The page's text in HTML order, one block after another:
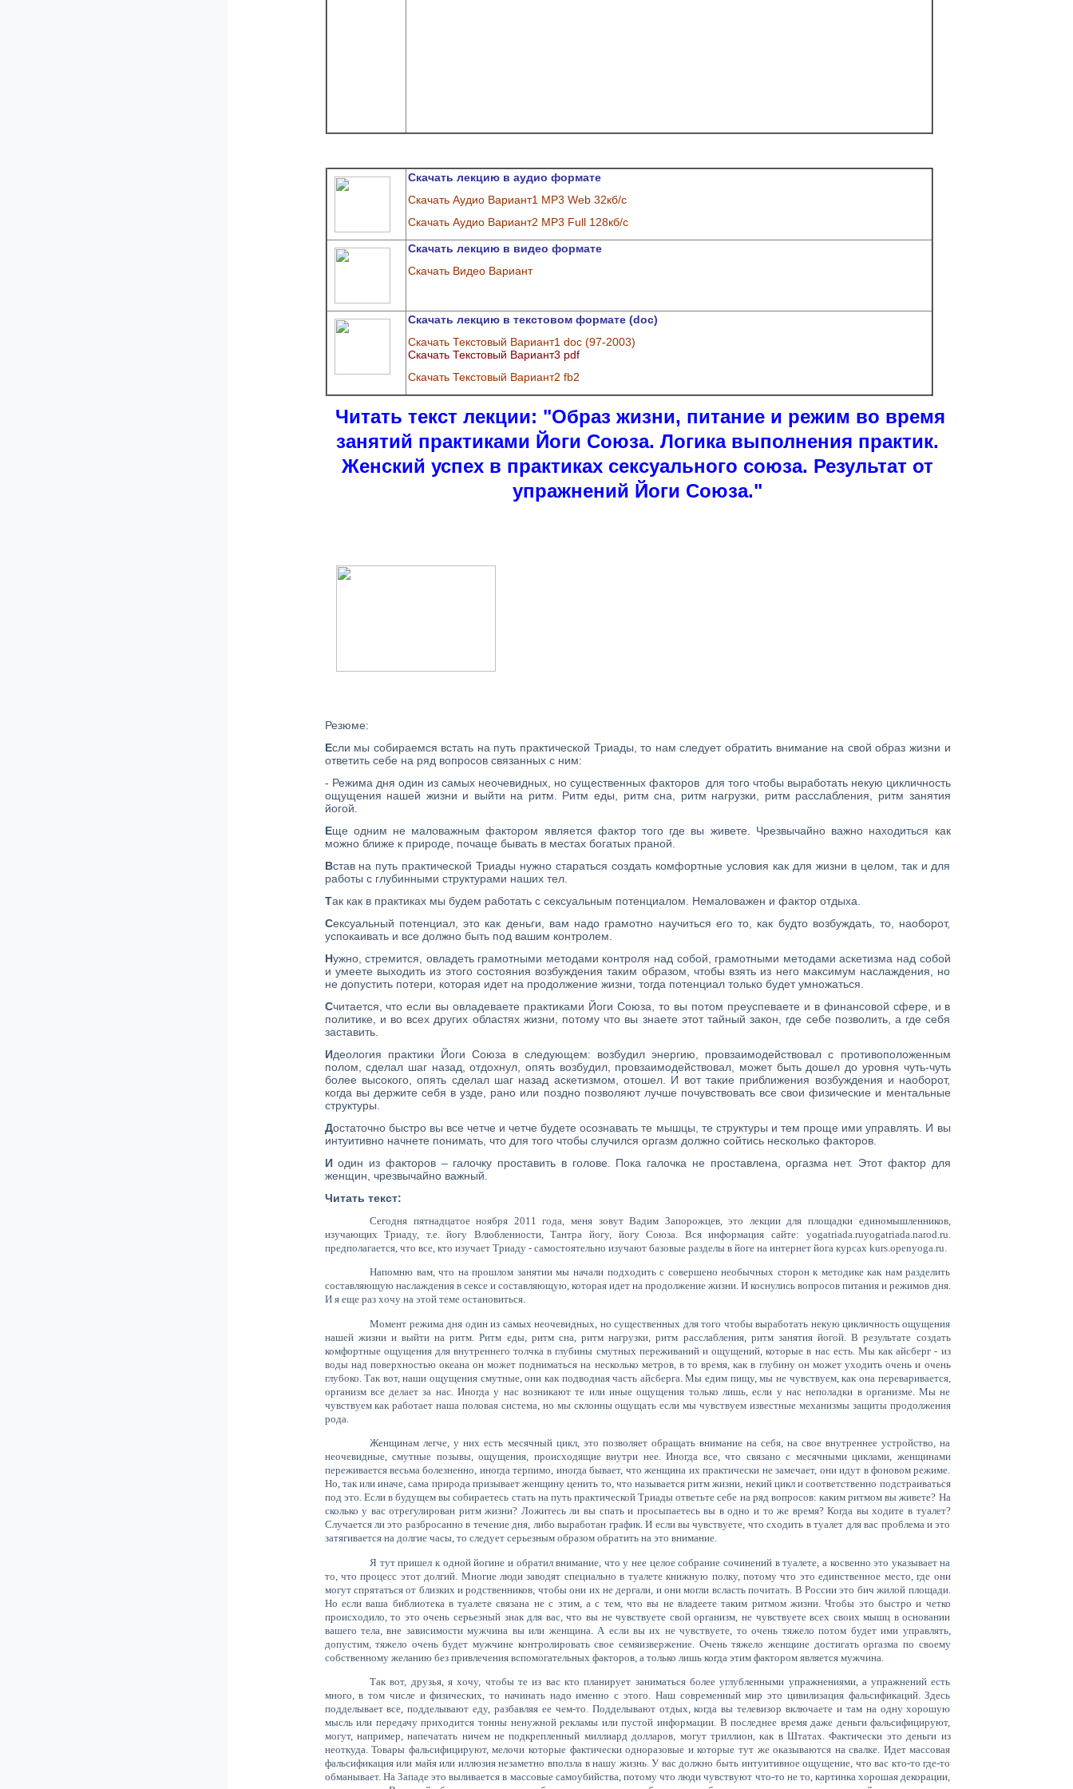
Скачать лекцию в аудио формате
Скачать Аудио Вариант1 MP3 Web 32кб/с
Скачать Аудио Вариант2 MP3 Full 128кб/с
Скачать лекцию в видео формате
Скачать Видео Вариант
Скачать лекцию в текстовом формате (doc)
Скачать Текстовый Вариант1 doc (97-2003)
Скачать Текстовый Вариант3 pdf
Скачать Текстовый Вариант2 fb2
Читать текст лекции: "Образ жизни, питание и режим во время
занятий практиками Йоги Союза. Логика выполнения практик.
Женский успех в практиках сексуального союза. Результат от
упражнений Йоги Союза."
Резюме:
Если мы собираемся встать на путь практической Триады, то нам следует обратить внимание на свой образ жизни и
ответить себе на ряд вопросов связанных с ним:
- Режима дня один из самых неочевидных, но существенных факторов для того чтобы выработать некую цикличность
ощущения нашей жизни и выйти на ритм. Ритм еды, ритм сна, ритм нагрузки, ритм расслабления, ритм занятия
йогой.
Еще одним не маловажным фактором является фактор того где вы живете. Чрезвычайно важно находиться как
можно ближе к природе, почаще бывать в местах богатых праной.
Встав на путь практической Триады нужно стараться создать комфортные условия как для жизни в целом, так и для
работы с глубинными структурами наших тел.
Так как в практиках мы будем работать с сексуальным потенциалом. Немаловажен и фактор отдыха.
Сексуальный потенциал, это как деньги, вам надо грамотно научиться его то, как будто возбуждать, то, наоборот,
успокаивать и все должно быть под вашим контролем.
Нужно, стремится, овладеть грамотными методами контроля над собой, грамотными методами аскетизма над собой
и умеете выходить из этого состояния возбуждения таким образом, чтобы взять из него максимум наслаждения, но
не допустить потери, которая идет на продолжение жизни, тогда потенциал только будет умножаться.
Считается, что если вы овладеваете практиками Йоги Союза, то вы потом преуспеваете и в финансовой сфере, и в
политике, и во всех других областях жизни, потому что вы знаете этот тайный закон, где себе позволить, а где себя
заставить.
Идеология практики Йоги Союза в следующем: возбудил энергию, провзаимодействовал с противоположенным
полом, сделал шаг назад, отдохнул, опять возбудил, провзаимодействовал, может быть дошел до уровня чуть-чуть
более высокого, опять сделал шаг назад аскетизмом, отошел. И вот такие приближения возбуждения и наоборот,
когда вы держите себя в узде, рано или поздно позволяют лучше почувствовать все свои физические и ментальные
структуры.
Достаточно быстро вы все четче и четче будете осознавать те мышцы, те структуры и тем проще ими управлять. И вы
интуитивно начнете понимать, что для того чтобы случился оргазм должно сойтись несколько факторов.
Иодин из факторов – галочку проставить в голове. Пока галочка не проставлена, оргазма нет. Этот фактор для
женщин, чрезвычайно важный.
Читать текст:
Сегодня пятнадцатое ноября 2011 года, меня зовут Вадим Запорожцев, это лекции для площадки единомышленников,
изучающих Триаду, т.е. йогу Влюбленности, Тантра йогу, йогу Союза. Вся информация сайте: yogatriada.ruyogatriada.narod.ru.
предполагается, что все, кто изучает Триаду - самостоятельно изучают базовые разделы в йоге на интернет йога курсах kurs.openyoga.ru.
Напомню вам, что на прошлом занятии мы начали подходить с совершено необычных сторон к методике как нам разделить
составляющую наслаждения в сексе и составляющую, которая идет на продолжение жизни. И коснулись вопросов питания и режимов дня.
И я еще раз хочу на этой теме остановиться.
Момент режима дня один из самых неочевидных, но существенных для того чтобы выработать некую цикличность ощущения
нашей жизни и выйти на ритм. Ритм еды, ритм сна, ритм нагрузки, ритм расслабления, ритм занятия йогой. В результате создать
комфортные ощущения для внутреннего толчка в глубины смутных переживаний и ощущений, которые в нас есть. Мы как айсберг - из
воды над поверхностью океана он может подниматься на несколько метров, в то время, как в глубину он может уходить очень и очень
глубоко. Так вот, наши ощущения смутные, они как подводная часть айсберга. Мы едим пищу, мы не чувствуем, как она переваривается,
организм все делает за нас. Иногда у нас возникают те или иные ощущения только лишь, если у нас неполадки в организме. Мы не
чувствуем как работает наша половая система, но мы склонны ощущать если мы чувствуем известные механизмы защиты продолжения
рода.
Женщинам легче, у них есть месячный цикл, это позволяет обращать внимание на себя, на свое внутреннее устройство, на
неочевидные, смутные позывы, ощущения, происходящие внутри нее. Иногда все, что связано с месячными циклами, женщинами
переживается весьма болезненно, иногда терпимо, иногда бывает, что женщина их практически не замечает, они идут в фоновом режиме.
Но, так или иначе, сама природа призывает женщину ценить то, что называется ритм жизни, некий цикл и соответственно подстраиваться
под это. Если в будущем вы собираетесь стать на путь практической Триады ответьте себе на ряд вопросов: каким ритмом вы живете? На
сколько у вас отрегулирован ритм жизни? Ложитесь ли вы спать и просыпаетесь вы в одно и то же время? Когда вы ходите в туалет?
Случается ли это разбросанно в течение дня, либо выработан график. И если вы чувствуете, что сходить в туалет для вас проблема и это
затягивается на долгие часы, то следует серьезным образом обратить на это внимание.
Я тут пришел к одной йогине и обратил внимание, что у нее целое собрание сочинений в туалете, а косвенно это указывает на
то, что процесс этот долгий. Многие люди заводят специально в туалете книжную полку, потому что это единственное место, где они
могут спрятаться от близких и родственников, чтобы они их не дергали, и они могли всласть почитать. В России это бич жилой площади.
Но если ваша библиотека в туалете связана не с этим, а с тем, что вы не владеете таким ритмом жизни. Чтобы это быстро и четко
происходило, то это очень серьезный знак для вас, что вы не чувствуете свой организм, не чувствуете всех своих мышц в основании
вашего тела, вне зависимости мужчина вы или женщина. А если вы их не чувствуете, то очень тяжело потом будет ими управлять,
допустим, тяжело очень будет мужчине контролировать свое семяизвержение. Очень тяжело женщине достигать оргазма по своему
собственному желанию без привлечения вспомогательных факторов, а только лишь когда этим фактором является мужчина.
Так вот, друзья, я хочу, чтобы те из вас кто планирует заниматься более углубленными упражнениями, а упражнений есть
много, в том числе и физических, то начинать надо именно с этого. Наш современный мир это цивилизация фальсификаций. Здесь
подделывает все, подделывают еду, разбавляя ее чем-то. Подделывают отдых, когда вы телевизор включаете и там на одну хорошую
мысль или передачу приходится тонны ненужной рекламы или пустой информации. В последнее время даже деньги фальсифицируют,
могут, например, напечатать ничем не подкрепленный миллиард долларов, могут триллион, как в Штатах. Фактически это деньги из
неоткуда. Товары фальсифицируют, мелочи которые фактически одноразовые и которые тут же оказываются на свалке. Идет массовая
фальсификация или майя или иллюзия незаметно вползла в нашу жизнь. У вас должно быть интуитивное ощущение, что вас кто-то где-то
обманывает. На Западе это выливается в массовые самоубийства, потому что люди чувствуют что-то не то, картинка хорошая декорации,